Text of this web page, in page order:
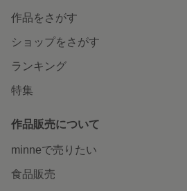
作品をさがす
ショップをさがす
ランキング
特集
作品販売について
minneで売りたい
食品販売